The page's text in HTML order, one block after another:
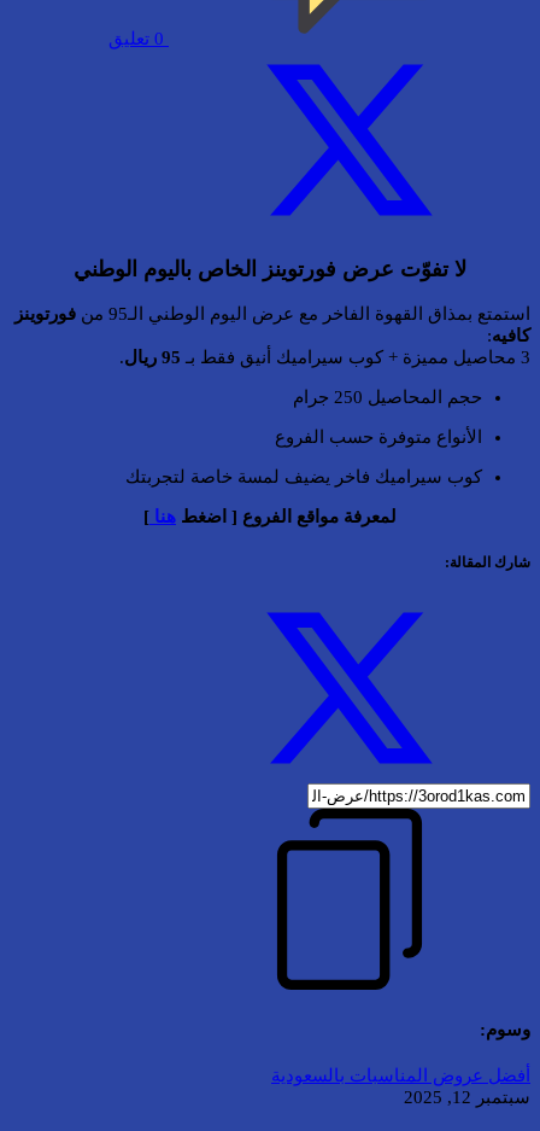
0 تعليق
لا تفوّت عرض فورتوينز الخاص باليوم الوطني
استمتع بمذاق القهوة الفاخر مع عرض اليوم الوطني الـ95 من
فورتوينز
كافيه:
3 محاصيل مميزة + كوب سيراميك أنيق فقط بـ
95 ريال .
حجم المحاصيل 250 جرام
الأنواع متوفرة حسب الفروع
كوب سيراميك فاخر يضيف لمسة خاصة لتجربتك
لمعرفة مواقع الفروع [ اضغط هنا ]
شارك المقالة:
وسوم:
أفضل عروض المناسبات بالسعودية
سبتمبر 12, 2025